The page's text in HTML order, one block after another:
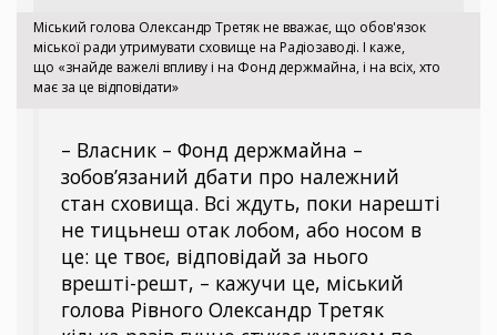
Міський голова Олександр Третяк не вважає, що обов'язок
міської ради утримувати сховище на Радіозаводі. І каже,
що «знайде важелі впливу і на Фонд держмайна, і на всіх, хто
має за це відповідати»
– Власник – Фонд держмайна –
зобов’язаний дбати про належний
стан сховища. Всі ждуть, поки нарешті
не тицьнеш отак лобом, або носом в
це: це твоє, відповідай за нього
врешті-решт, – кажучи це, міський
голова Рівного Олександр Третяк